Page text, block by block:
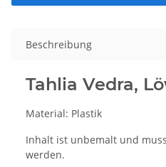
Beschreibung
Tahlia Vedra,
Material: Plastik
Inhalt ist unbemalt und
werden.